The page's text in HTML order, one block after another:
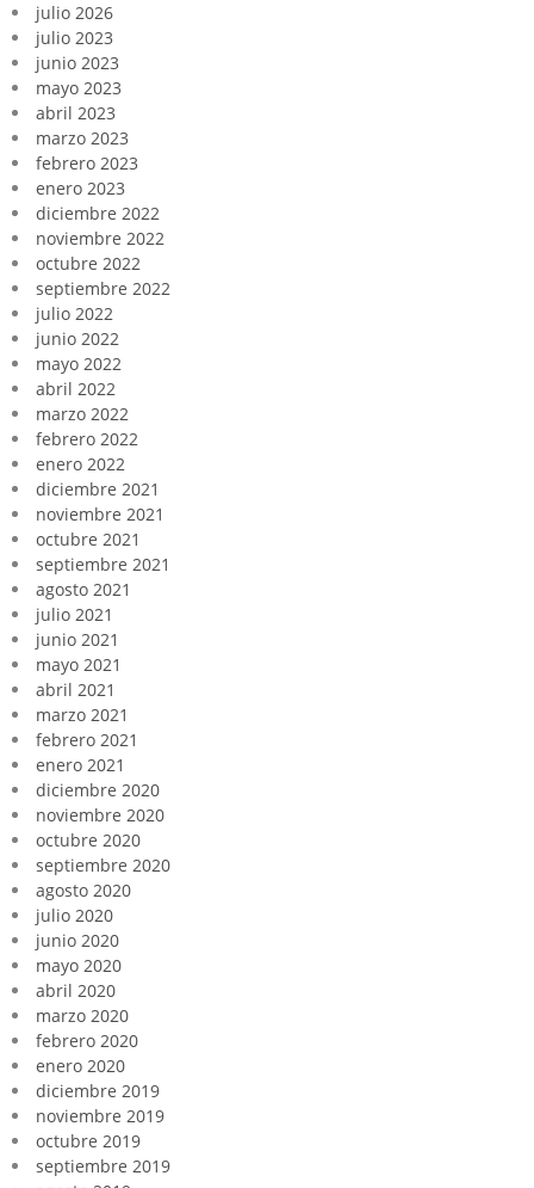
julio 2026
julio 2023
junio 2023
mayo 2023
abril 2023
marzo 2023
febrero 2023
enero 2023
diciembre 2022
noviembre 2022
octubre 2022
septiembre 2022
julio 2022
junio 2022
mayo 2022
abril 2022
marzo 2022
febrero 2022
enero 2022
diciembre 2021
noviembre 2021
octubre 2021
septiembre 2021
agosto 2021
julio 2021
junio 2021
mayo 2021
abril 2021
marzo 2021
febrero 2021
enero 2021
diciembre 2020
noviembre 2020
octubre 2020
septiembre 2020
agosto 2020
julio 2020
junio 2020
mayo 2020
abril 2020
marzo 2020
febrero 2020
enero 2020
diciembre 2019
noviembre 2019
octubre 2019
septiembre 2019